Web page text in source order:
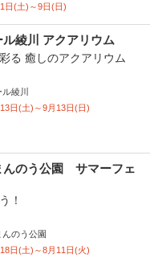
日(土)～9日(日)
綾川 アクアリウム
る 癒しのアクアリウム
綾川
日(土)～9月13日(日)
んのう公園 サマーフェ
！
んのう公園
日(土)～8月11日(火)